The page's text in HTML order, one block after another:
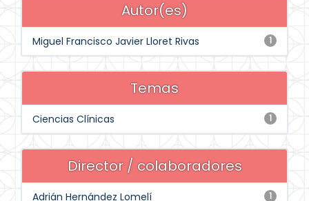
Autor(es)
1
Miguel Francisco Javier Lloret Rivas
Temas
1
Ciencias Clínicas
Director / colaboradores
1
Adrián Hernández Lomelí